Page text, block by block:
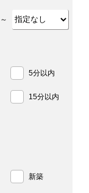
～
5分以内
15分以内
新築